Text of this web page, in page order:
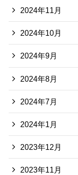
2024年11月
2024年10月
2024年9月
2024年8月
2024年7月
2024年1月
2023年12月
2023年11月